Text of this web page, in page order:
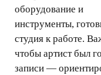
оборудование и
инструменты,
студия к работе.
чтобы артист был
записи —